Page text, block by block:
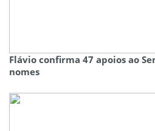
Flávio confirma 47 apoios ao
nomes